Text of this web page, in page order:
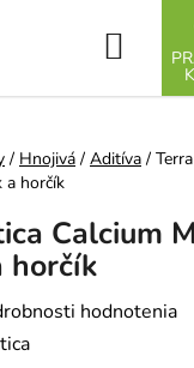
/ Hnojivá / Aditíva /
a horčík
Calcium
horčík
produktu je 0,0 z 5
hodnotenia